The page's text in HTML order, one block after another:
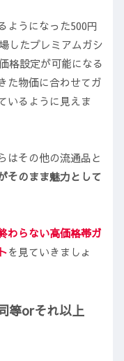
ようになった500円
したプレミアムガシ
格設定が可能になる
た物価に合わせてガ
いるように見えま
はその他の流通品と
そのまま魅力として
わらない高価格帯ガ
を見ていきましょ
等orそれ以上